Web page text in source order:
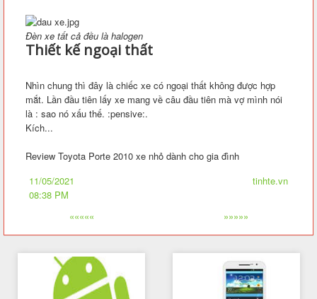
Đèn xe tất cả đều là halogen
Thiết kế ngoại thất
Nhìn chung thì đây là chiếc xe có ngoại thất không được hợp
mắt. Lần đầu tiên lấy xe mang về câu đầu tiên mà vợ mình nói
là : sao nó xấu thế. :pensive:.
Kích...
Review Toyota Porte 2010 xe nhỏ dành cho gia đình
11/05/2021
08:38 PM
tinhte.vn
««««« »»»»»